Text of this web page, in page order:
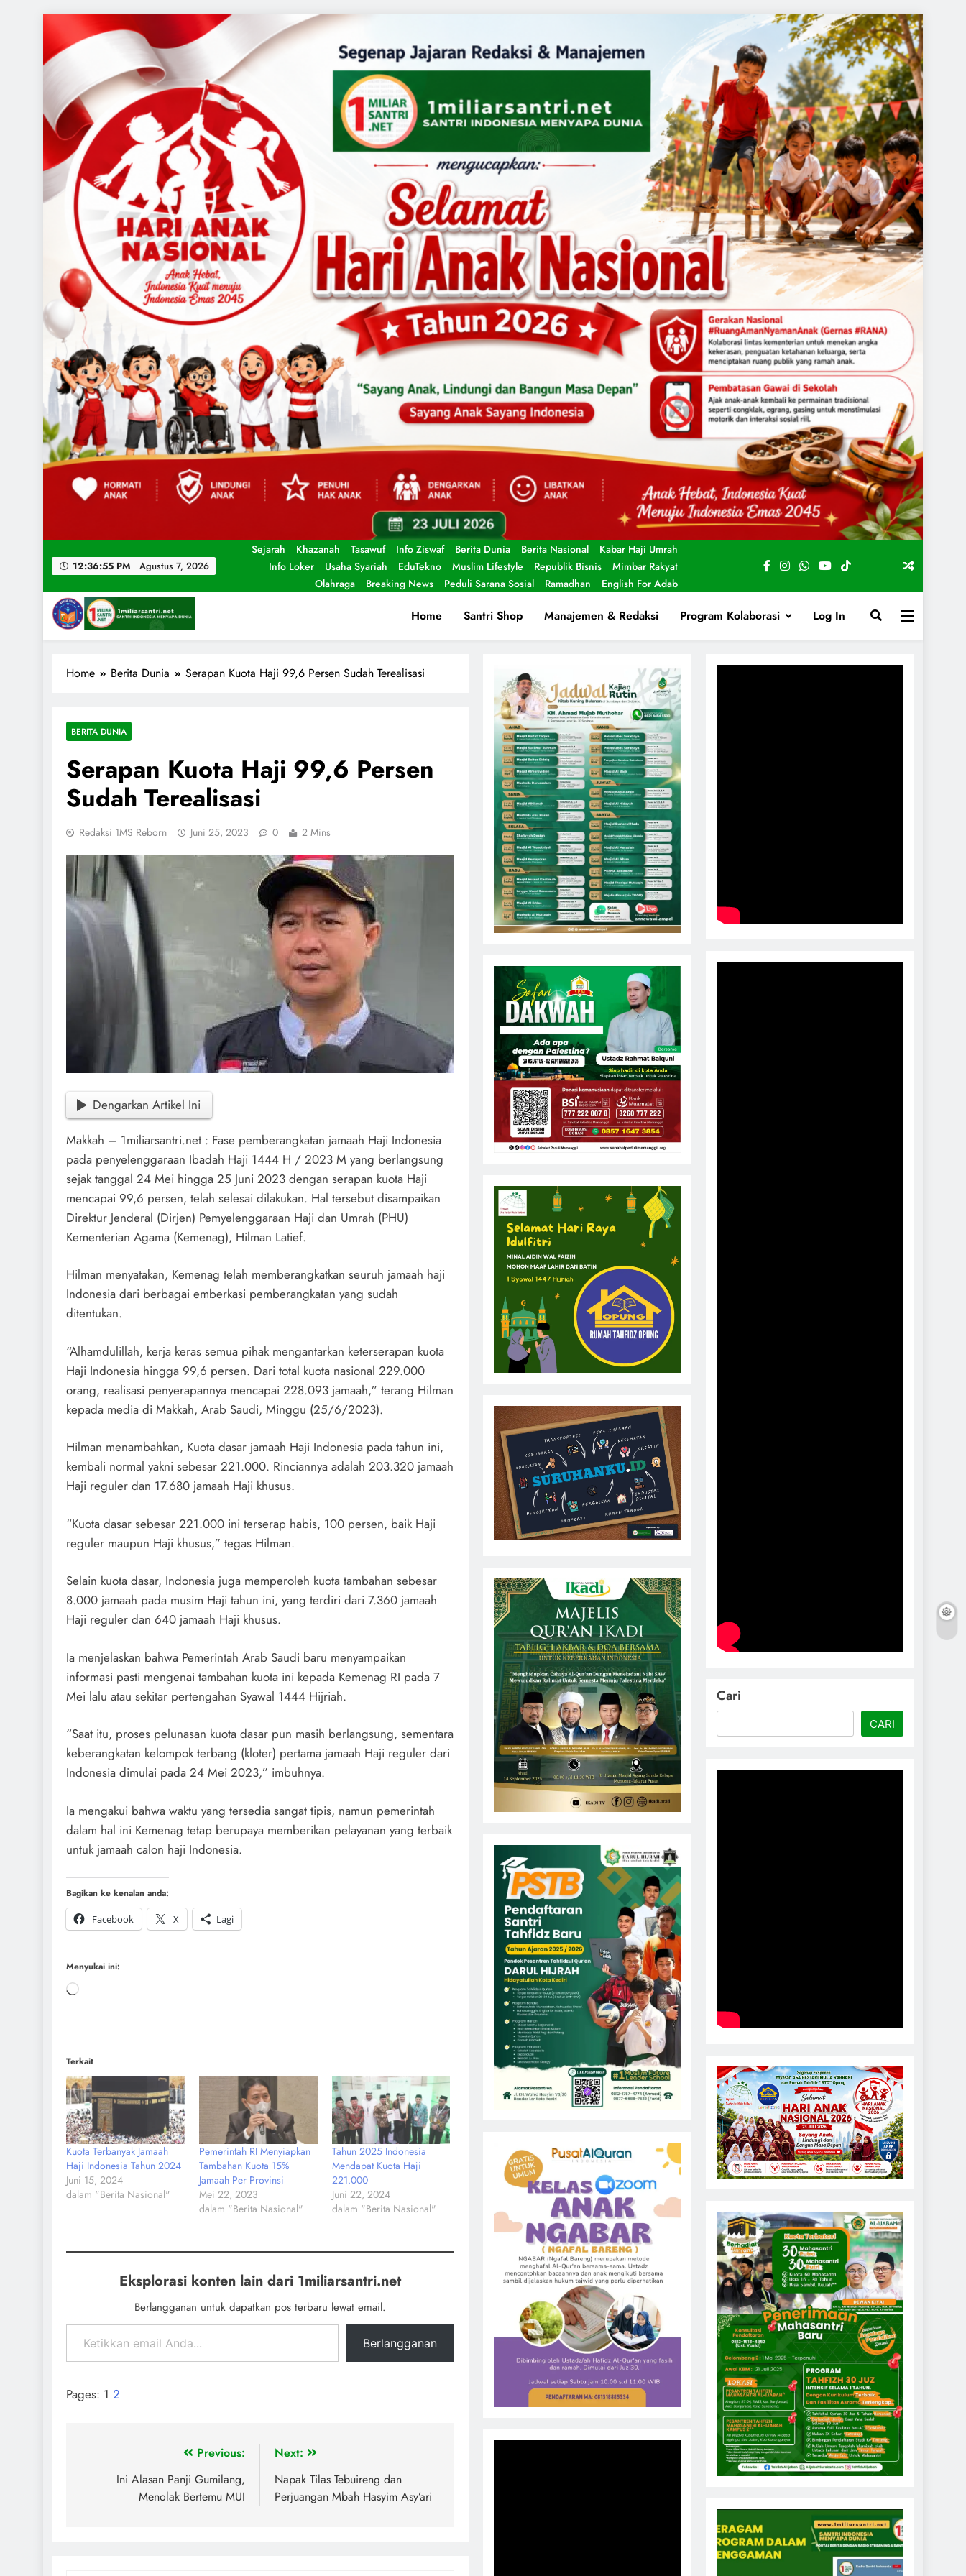
12:36:57 PM Agustus 7, 2026
Sejarah Khazanah Tasawuf Info Ziswaf Berita Dunia Berita Nasional
Kabar Haji Umrah
Info Loker
Usaha Syariah EduTekno Muslim Lifestyle Republik Bisnis
Mimbar Rakyat
Olahraga
Breaking News Peduli Sarana Sosial Ramadhan English For Adab
1miliarsantri.net
Home Santri Shop Manajemen & Redaksi Program Kolaborasi Log In
Home Berita Dunia Serapan Kuota Haji 99,6 Persen Sudah Terealisasi
BERITA DUNIA
Serapan Kuota Haji 99,6 Persen
Sudah Terealisasi
Redaksi 1MS Reborn Juni 25, 2023 0 2 Mins
Dengarkan Artikel Ini
Makkah – 1miliarsantri.net : Fase pemberangkatan jamaah Haji Indonesia
pada penyelenggaraan Ibadah Haji 1444 H / 2023 M yang berlangsung
sejak tanggal 24 Mei hingga 25 Juni 2023 dengan serapan kuota Haji
mencapai 99,6 persen, telah selesai dilakukan. Hal tersebut disampaikan
Direktur Jenderal (Dirjen) Pemyelenggaraan Haji dan Umrah (PHU)
Kementerian Agama (Kemenag), Hilman Latief.
Hilman menyatakan, Kemenag telah memberangkatkan seuruh jamaah haji
Indonesia dari berbagai emberkasi pemberangkatan yang sudah
ditentukan.
“Alhamdulillah, kerja keras semua pihak mengantarkan keterserapan kuota
Haji Indonesia hingga 99,6 persen. Dari total kuota nasional 229.000
orang, realisasi penyerapannya mencapai 228.093 jamaah,” terang Hilman
kepada media di Makkah, Arab Saudi, Minggu (25/6/2023).
Hilman menambahkan, Kuota dasar jamaah Haji Indonesia pada tahun ini,
kembali normal yakni sebesar 221.000. Rinciannya adalah 203.320 jamaah
Haji reguler dan 17.680 jamaah Haji khusus.
“Kuota dasar sebesar 221.000 ini terserap habis, 100 persen, baik Haji
reguler maupun Haji khusus,” tegas Hilman.
Selain kuota dasar, Indonesia juga memperoleh kuota tambahan sebesar
8.000 jamaah pada musim Haji tahun ini, yang terdiri dari 7.360 jamaah
Haji reguler dan 640 jamaah Haji khusus.
Ia menjelaskan bahwa Pemerintah Arab Saudi baru menyampaikan
informasi pasti mengenai tambahan kuota ini kepada Kemenag RI pada 7
Mei lalu atau sekitar pertengahan Syawal 1444 Hijriah.
“Saat itu, proses pelunasan kuota dasar pun masih berlangsung, sementara
keberangkatan kelompok terbang (kloter) pertama jamaah Haji reguler dari
Indonesia dimulai pada 24 Mei 2023,” imbuhnya.
Ia mengakui bahwa waktu yang tersedia sangat tipis, namun pemerintah
dalam hal ini Kemenag tetap berupaya memberikan pelayanan yang terbaik
untuk jamaah calon haji Indonesia.
Bagikan ke kenalan anda:
Facebook
X Lagi
Menyukai ini:
Terkait
Kuota Terbanyak Jamaah
Haji Indonesia Tahun 2024
Juni 15, 2024
dalam "Berita Nasional"
Pemerintah RI Menyiapkan
Tambahan Kuota 15%
Jamaah Per Provinsi
Mei 22, 2023
dalam "Berita Nasional"
Tahun 2025 Indonesia
Mendapat Kuota Haji
221.000
Juni 22, 2024
dalam "Berita Nasional"
Eksplorasi konten lain dari 1miliarsantri.net
Berlangganan untuk dapatkan pos terbaru lewat email.
Berlangganan
Pages: 1 2
Previous:
Ini Alasan Panji Gumilang,
Menolak Bertemu MUI
Next:
Napak Tilas Tebuireng dan
Perjuangan Mbah Hasyim Asy’ari
Cari
CARI